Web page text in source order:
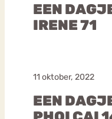
EEN
IRENE 71
11 oktober, 2022
EEN